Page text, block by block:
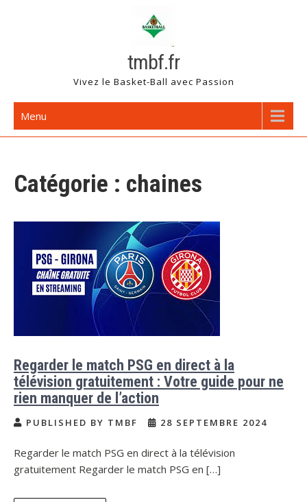
tmbf.fr
Vivez le Basket-Ball avec Passion
Menu
Catégorie : chaines
Regarder le match PSG en direct à la
télévision gratuitement : Votre guide pour ne
rien manquer de l’action
PUBLISHED BY TMBF 28 SEPTEMBRE 2024
Regarder le match PSG en direct à la télévision
gratuitement Regarder le match PSG en […]